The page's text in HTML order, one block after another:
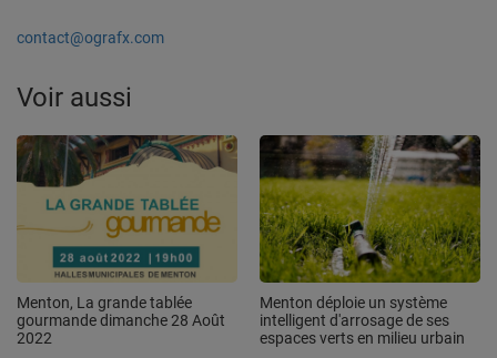
contact@ografx.com
Voir aussi
Menton, La grande tablée
gourmande dimanche 28 Août
2022
Menton déploie un système
intelligent d'arrosage de ses
espaces verts en milieu urbain